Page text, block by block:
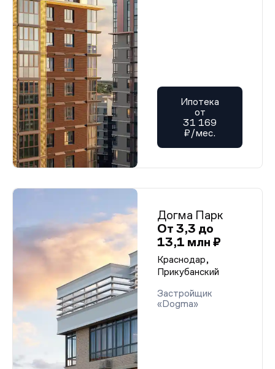
Ипотека
от
31 169
₽/мес.
Догма Парк
От 3,3 до
13,1 млн ₽
Краснодар,
Прикубанский
Застройщик
«Dogma»